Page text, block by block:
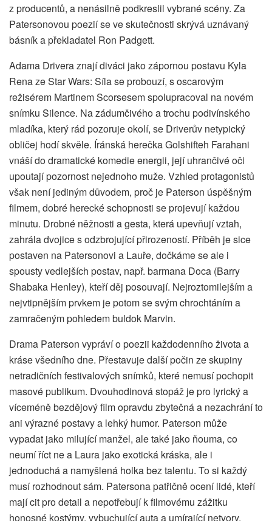
z producentů, a nenásilně podkreslil vybrané scény. Za
Patersonovou poezií se ve skutečnosti skrývá uznávaný
básník a překladatel Ron Padgett.
Adama Drivera znají diváci jako zápornou postavu Kyla
Rena ze Star Wars: Síla se probouzí, s oscarovým
režisérem Martinem Scorsesem spolupracoval na novém
snímku Silence. Na zádumčivého a trochu podivínského
mladíka, který rád pozoruje okolí, se Driverův netypický
obličej hodí skvěle. Íránská herečka Golshifteh Farahani
vnáší do dramatické komedie energii, její uhrančivé oči
upoutají pozornost nejednoho muže. Vzhled protagonistů
však není jediným důvodem, proč je Paterson úspěšným
filmem, dobré herecké schopnosti se projevují každou
minutu. Drobné něžnosti a gesta, která upevňují vztah,
zahrála dvojice s odzbrojující přirozeností. Příběh je sice
postaven na Patersonovi a Lauře, dočkáme se ale i
spousty vedlejších postav, např. barmana Doca (Barry
Shabaka Henley), kteří děj posouvají. Nejroztomilejším a
nejvtipnějším prvkem je potom se svým chrochtáním a
zamračeným pohledem buldok Marvin.
Drama Paterson vypráví o poezii každodenního života a
kráse všedního dne. Přestavuje další počin ze skupiny
netradičních festivalových snímků, které nemusí pochopit
masové publikum. Dvouhodinová stopáž je pro lyrický a
víceméně bezdějový film opravdu zbytečná a nezachrání to
ani výrazné postavy a lehký humor. Paterson může
vypadat jako milující manžel, ale také jako ňouma, co
neumí říct ne a Laura jako exotická kráska, ale i
jednoduchá a namyšlená holka bez talentu. To si každý
musí rozhodnout sám. Patersona patřičně ocení lidé, kteří
mají cit pro detail a nepotřebují k filmovému zážitku
honosné kostýmy, vybuchující auta a umírající netvory.